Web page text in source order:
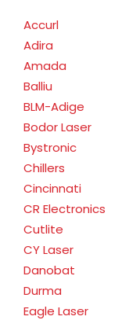
Accurl
Adira
Amada
Balliu
BLM-Adige
Bodor Laser
Bystronic
Chillers
Cincinnati
CR Electronics
Cutlite
CY Laser
Danobat
Durma
Eagle Laser